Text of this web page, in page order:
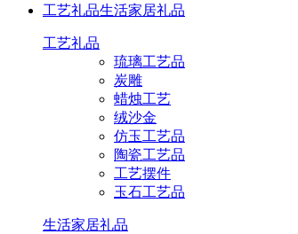
工艺礼品生活家居礼品
工艺礼品
琉璃工艺品
炭雕
蜡烛工艺
绒沙金
仿玉工艺品
陶瓷工艺品
工艺摆件
玉石工艺品
生活家居礼品